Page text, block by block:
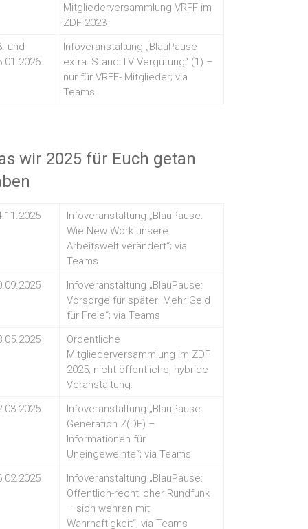
Mitgliederversammlung VRFF im
ZDF 2023
und
Infoveranstaltung „BlauPause
extra: Stand TV Vergütung“ (1) –
nur für VRFF- Mitglieder; via
Teams
wir 2025 für Euch getan
Infoveranstaltung „BlauPause:
Wie New Work unsere
Arbeitswelt verändert“; via
Teams
Infoveranstaltung „BlauPause:
Vorsorge für später: Mehr Geld
für Freie“; via Teams
Ordentliche
Mitgliederversammlung im ZDF
2025; nicht öffentliche, hybride
Veranstaltung.
Infoveranstaltung „BlauPause:
Generation Z(DF) –
Informationen für
Uneingeweihte“; via Teams
Infoveranstaltung „BlauPause:
Öffentlich-rechtlicher Rundfunk
– sich wehren mit
Wahrhaftigkeit“; via Teams